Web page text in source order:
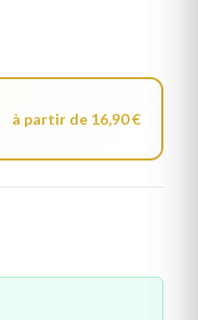
à partir de 16,90 €